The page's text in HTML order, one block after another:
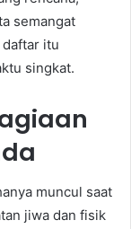
semangat
itu
singkat.
muncul saat
jiwa dan fisik